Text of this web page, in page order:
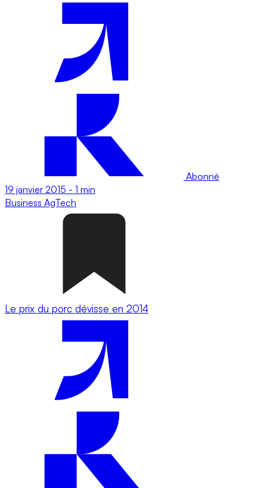
Abonné
19 janvier 2015 - 1 min
Business AgTech
Le prix du porc dévisse en 2014